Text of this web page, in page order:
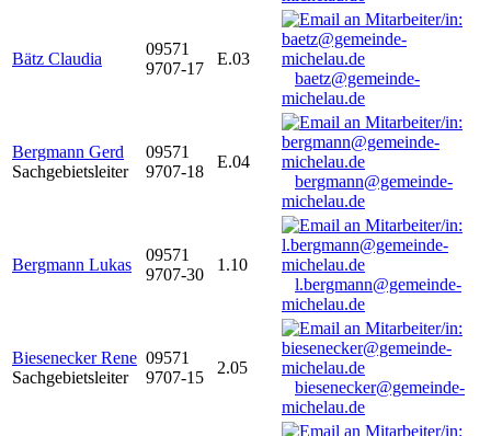
Bätz Claudia
09571
9707-17
E.03
baetz@gemeinde-
michelau.de
Bergmann Gerd
Sachgebietsleiter
09571
9707-18
E.04
bergmann@gemeinde-
michelau.de
Bergmann Lukas
09571
9707-30
1.10
l.bergmann@gemeinde-
michelau.de
Biesenecker Rene
Sachgebietsleiter
09571
9707-15
2.05
biesenecker@gemeinde-
michelau.de